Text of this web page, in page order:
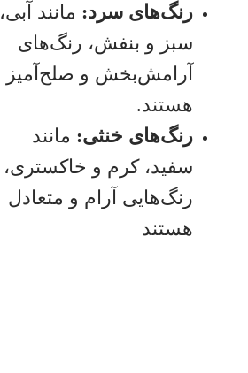
رنگ‌های سرد: مانند آبی،
سبز و بنفش، رنگ‌های
آرامش‌بخش و صلح‌آمیز
هستند.
رنگ‌های خنثی: مانند
سفید، کرم و خاکستری،
رنگ‌هایی آرام و متعادل
هستند